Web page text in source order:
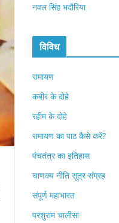
नवल सिंह भदौरिया
विविध
रामायण
कबीर के दोहे
रहीम के दोहे
रामायण का पाठ कैसे करें?
पंचतंत्र का इतिहास
चाणक्य नीति सूत्र संग्रह
संपूर्ण महाभारत
परशुराम चालीसा